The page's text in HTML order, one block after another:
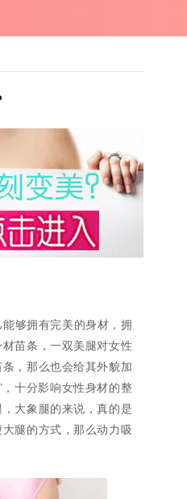
够拥有完美的身材，拥
苗条，一双美腿对女性
，那么也会给其外貌加
十分影响女性身材的整
大象腿的来说，真的是
腿的方式，那么动力吸